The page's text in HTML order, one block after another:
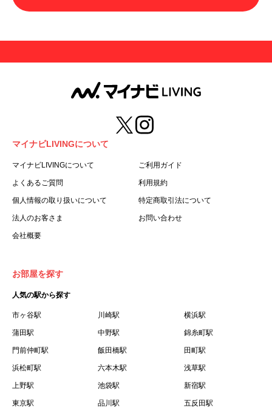
の意思表示は、本サービスを利用しないことをもってのみ
用することはできません。
第３条（用語の定義）
１.「本サ―ビス」とは、第１章第１条で規定する当社が運
営するマイナビLIVINGを意味します。
２.「利用者」とは、第１章第２条に規定する本サービスを
利用する個人を意味します。
３.「本サイト」とは、当社が運営する本サービスに関する
ます。
５.「会員」とは、第２章第１条に基づき会員登録が完了し
た個人を意味します。
録した情報、本サービス利用中に当社が登録を求めた情報
った場合の当該情報を意味します。
７.「本会員制度」とは、会員による本サービスの利用の促
進を目的とした会員制度を意味します。
借契約書およびオプション注文書を意味します。
９.「契約期間開始日」とは、定期建物賃貸借契約（以下
「賃貸借契約」と言います）の開始日のことで、利用者の
マイナビLIVINGについて
マイナビLIVINGについて ご利用ガイド
よくあるご質問 利用規約
個人情報の取り扱いについて 特定商取引法について
法人のお客さま お問い合わせ
会社概要
お部屋を探す
人気の駅から探す
市ヶ谷駅 川崎駅 横浜駅
蒲田駅 中野駅 錦糸町駅
門前仲町駅 飯田橋駅 田町駅
浜松町駅 六本木駅 浅草駅
上野駅 池袋駅 新宿駅
東京駅 品川駅 五反田駅